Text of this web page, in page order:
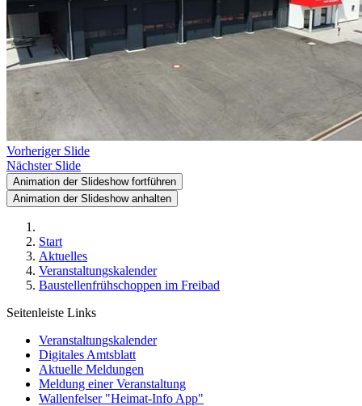
Vorheriger Slide
Nächster Slide
Animation der Slideshow fortführen
Animation der Slideshow anhalten
Start
Aktuelles
Veranstaltungskalender
Baustellenfrühschoppen im Freibad
Seitenleiste Links
Veranstaltungskalender
Digitales Amtsblatt
Aktuelle Meldungen
Meldung einer Veranstaltung
Wallenfelser "Heimat-Info App"